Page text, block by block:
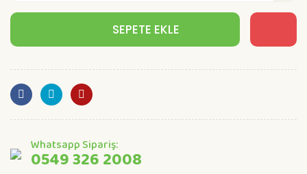
SEPETE EKLE
Whatsapp Sipariş:
0549 326 2008